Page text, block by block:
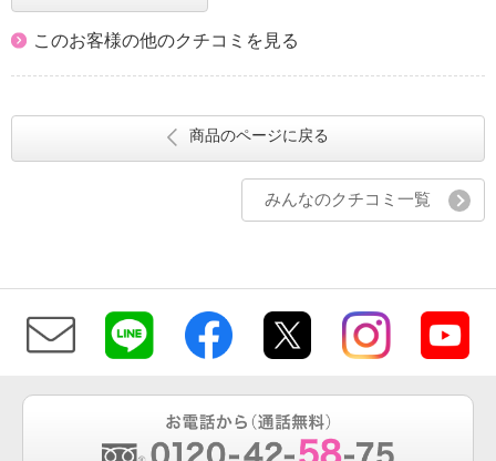
このお客様の他のクチコミを見る
商品のページに戻る
みんなのクチコミ一覧